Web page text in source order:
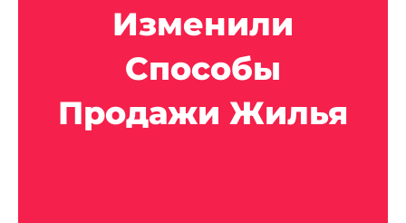
Изменили
Способы
Продажи Жилья